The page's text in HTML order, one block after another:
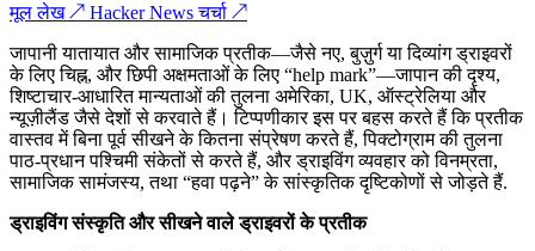
मूल लेख ↗ Hacker News चर्चा ↗
जापानी यातायात और सामाजिक प्रतीक—जैसे नए, बुज़ुर्ग या दिव्यांग ड्राइवरों
के लिए चिह्न, और छिपी अक्षमताओं के लिए “help mark”—जापान की दृश्य,
शिष्टाचार-आधारित मान्यताओं की तुलना अमेरिका, UK, ऑस्ट्रेलिया और
न्यूज़ीलैंड जैसे देशों से करवाते हैं। टिप्पणीकार इस पर बहस करते हैं कि प्रतीक
वास्तव में बिना पूर्व सीखने के कितना संप्रेषण करते हैं, पिक्टोग्राम की तुलना
पाठ-प्रधान पश्चिमी संकेतों से करते हैं, और ड्राइविंग व्यवहार को विनम्रता,
सामाजिक सामंजस्य, तथा “हवा पढ़ने” के सांस्कृतिक दृष्टिकोणों से जोड़ते हैं.
ड्राइविंग संस्कृति और सीखने वाले ड्राइवरों के प्रतीक